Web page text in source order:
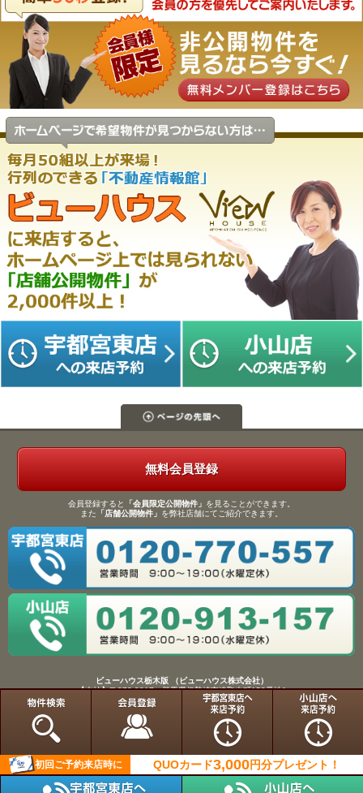
無料会員登録
会員登録すると 「会員限定公開物件」 を見ることができます。
また 「店舗公開物件」 を弊社店舗にてご紹介できます。
ビューハウス栃木版 （ビューハウス株式会社）
【本社】〒372-0817 群馬県伊勢崎市連取本町158番地1
TEL：0270-61-9133／FAX：0270-61-9155
Copyright(C)View House(R)Inc.All Rights Reserved.
初回ご予約来店時に QUOカード3,000円分プレゼント！